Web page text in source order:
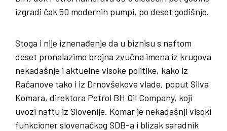
izgradi čak 50 modernih pumpi, po deset godišnje.
Stoga i nije iznenađenje da u biznisu s naftom
deset pronalazimo brojna zvučna imena iz krugova
nekadašnje i aktuelne visoke politike, kako iz
Račanove tako i iz Drnovšekove vlade, poput Silva
Komara, direktora Petrol BH Oil Company, koji
uvozi naftu iz Slovenije. Komar je nekadašnji visoki
funkcioner slovenačkog SDB-a i blizak saradnik